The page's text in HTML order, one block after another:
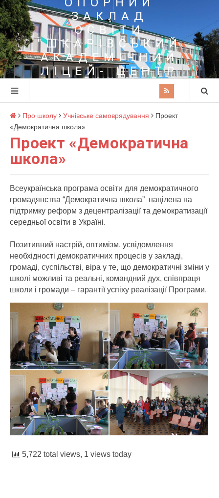
ЗАКЛАД
ОСВІТИ
"ШКАРІВСЬКИЙ
АКАДЕМІЧНИЙ
ЛІЦЕЙ- ЦЕНТР
ПОЗАШКІЛЬНОЇ
Про школу Учнівське самоврядування
Проект
«Демократична школа»
Проект «Демократична
школа»
Всеукраїнська програма освіти для демократичного
громадянства “Демократична школа” націлена на
підтримку реформ з децентралізації та демократизації
середньої освіти в Україні.
Позитивний настрій, оптимізм, усвідомлення
необхідності демократичних процесів у закладі,
громаді, суспільстві, віра у те, що демократичні зміни у
школі можливі та реальні, командний дух, співпраця
школи і громади – гарантії успіху реалізації Програми.
5,722 total views, 1 views today